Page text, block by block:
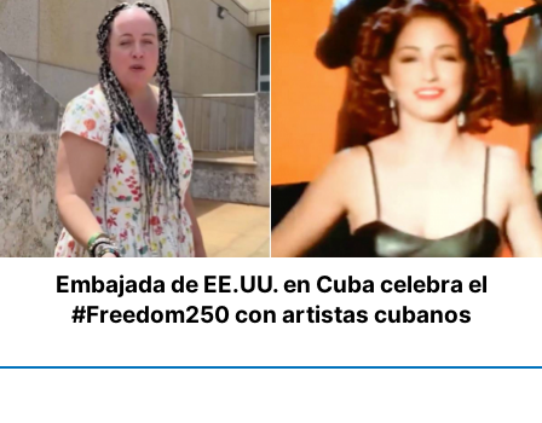
Embajada de EE.UU. en Cuba celebra el
#Freedom250 con artistas cubanos